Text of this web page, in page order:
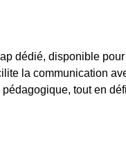
dédié, disponible
la communication
tout en